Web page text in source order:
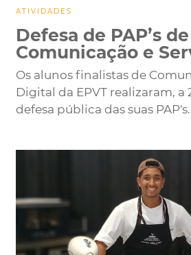
ATIVIDADES
Defesa de PAP’s de
Comunicação e
Os alunos finalistas de
Digital da EPVT realizaram, a
defesa pública das suas PAP's.